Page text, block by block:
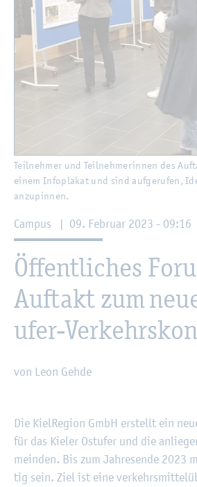
Teil­neh­mer und Teil­neh­me­rin­nen des
einem In­fo­pla­kat und sind auf­ge­ru­fen,
an­zu­pin­nen.
Cam­pus | 09. Fe­bru­ar 2023 - 09:16
Öf­fent­li­ches
Auf­takt zum
ufer-
von Leon Gehde
Die Kiel­Re­gi­on GmbH er­stellt ein
für das Kie­ler Ost­ufer und die
mein­den. Bis zum Jah­res­en­de 2023
tig sein. Ziel ist eine
©